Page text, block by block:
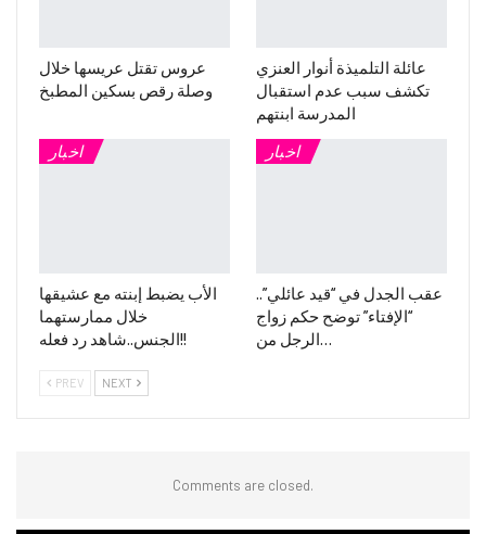
عروس تقتل عريسها خلال
وصلة رقص بسكين المطبخ
عائلة التلميذة أنوار العنزي
تكشف سبب عدم استقبال
المدرسة ابنتهم
اخبار
الأب يضبط إبنته مع عشيقها
خلال ممارستهما
الجنس..شاهد رد فعله!!
اخبار
عقب الجدل في “قيد عائلي”..
“الإفتاء” توضح حكم زواج
الرجل من…
PREV NEXT
Comments are closed.